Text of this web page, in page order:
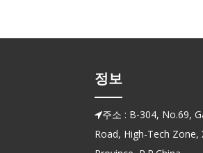
정보
주소 : B-304, No.69,
Road, High-Tech Zone,